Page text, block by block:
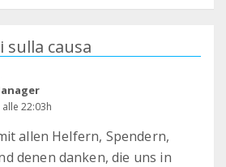
causa
22:03h
allen Helfern, Spendern,
denen danken, die uns in